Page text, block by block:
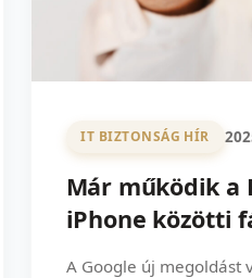
IT BIZTONSÁG HÍR
Már működik a
iPhone közötti
A Google új megoldást